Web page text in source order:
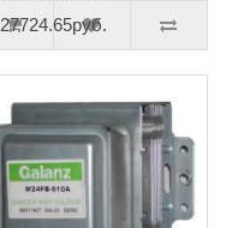
27724.65руб.